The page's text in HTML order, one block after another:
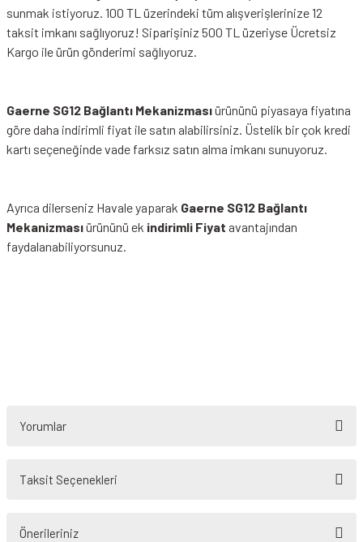
sunmak istiyoruz. 100 TL üzerindeki tüm alışverişlerinize 12
taksit imkanı sağlıyoruz! Siparişiniz 500 TL üzeriyse Ücretsiz
Kargo ile ürün gönderimi sağlıyoruz.
Gaerne SG12 Bağlantı Mekanizmasıürününü piyasaya fiyatına
göre daha indirimli fiyat ile satın alabilirsiniz. Üstelik bir çok kredi
kartı seçeneğinde vade farksız satın alma imkanı sunuyoruz.
Ayrıca dilerseniz Havale yaparak Gaerne SG12 Bağlantı
Mekanizmasıürününü ek indirimli Fiyat avantajından
faydalanabiliyorsunuz.
Yorumlar
Taksit Seçenekleri
Önerileriniz